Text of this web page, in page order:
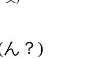
？)